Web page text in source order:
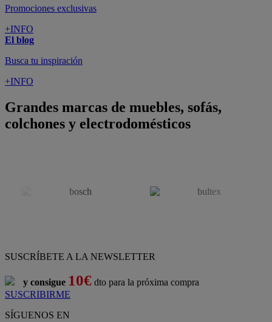
Promociones exclusivas
+INFO
El blog
Busca tu inspiración
+INFO
Grandes marcas de muebles, sofás,
colchones y electrodomésticos
SUSCRÍBETE A LA NEWSLETTER
y consigue 10€ dto para la próxima compra
SUSCRIBIRME
SÍGUENOS EN